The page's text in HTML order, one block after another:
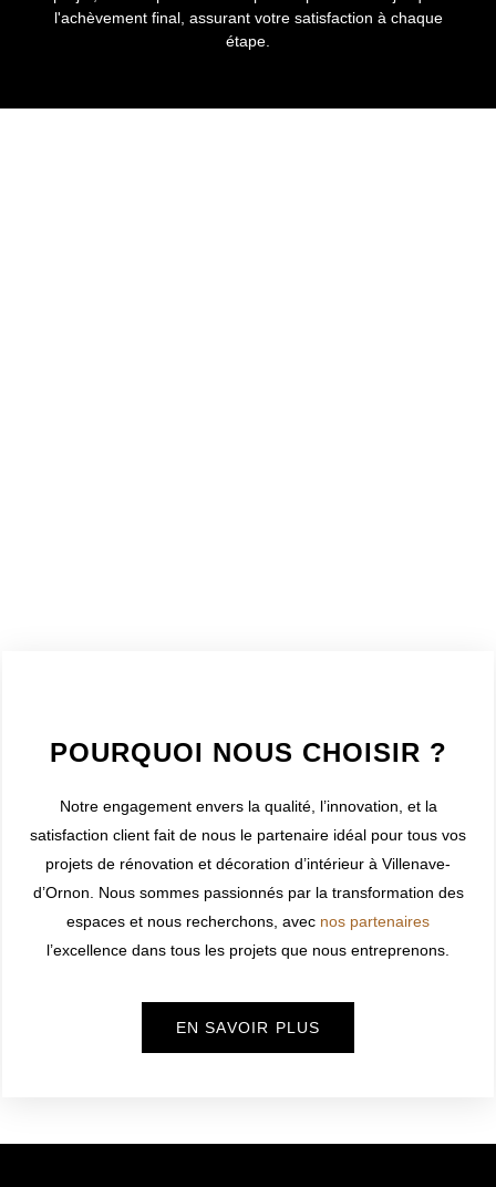
l'achèvement final, assurant votre satisfaction à chaque
étape.
POURQUOI NOUS CHOISIR ?
Notre engagement envers la qualité, l’innovation, et la
satisfaction client fait de nous le partenaire idéal pour tous vos
projets de rénovation et décoration d’intérieur à Villenave-
d’Ornon . Nous sommes passionnés par la transformation des
espaces et nous recherchons, avec nos partenaires
l’excellence dans tous les projets que nous entreprenons.
EN SAVOIR PLUS